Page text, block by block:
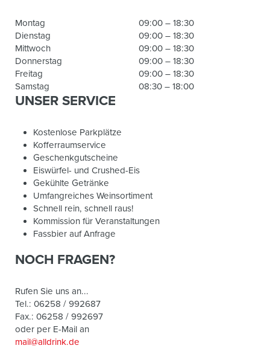
Montag
09:00 – 18:30
Dienstag
09:00 – 18:30
Mittwoch
09:00 – 18:30
Donnerstag
09:00 – 18:30
Freitag
09:00 – 18:30
Samstag
08:30 – 18:00
UNSER SERVICE
Kostenlose Parkplätze
Kofferraumservice
Geschenkgutscheine
Eiswürfel- und Crushed-Eis
Gekühlte Getränke
Umfangreiches Weinsortiment
Schnell rein, schnell raus!
Kommission für Veranstaltungen
Fassbier auf Anfrage
NOCH FRAGEN?
Rufen Sie uns an...
Tel.: 06258 / 992687
Fax.: 06258 / 992697
oder per E-Mail an
mail@alldrink.de